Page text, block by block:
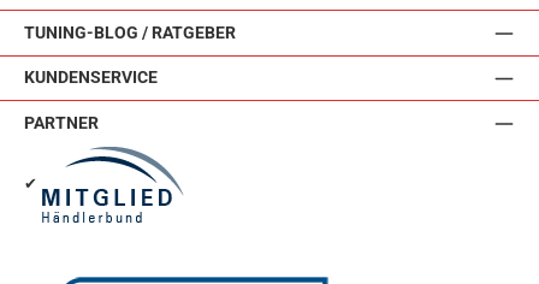
TUNING-BLOG / RATGEBER
KUNDENSERVICE
PARTNER
✔